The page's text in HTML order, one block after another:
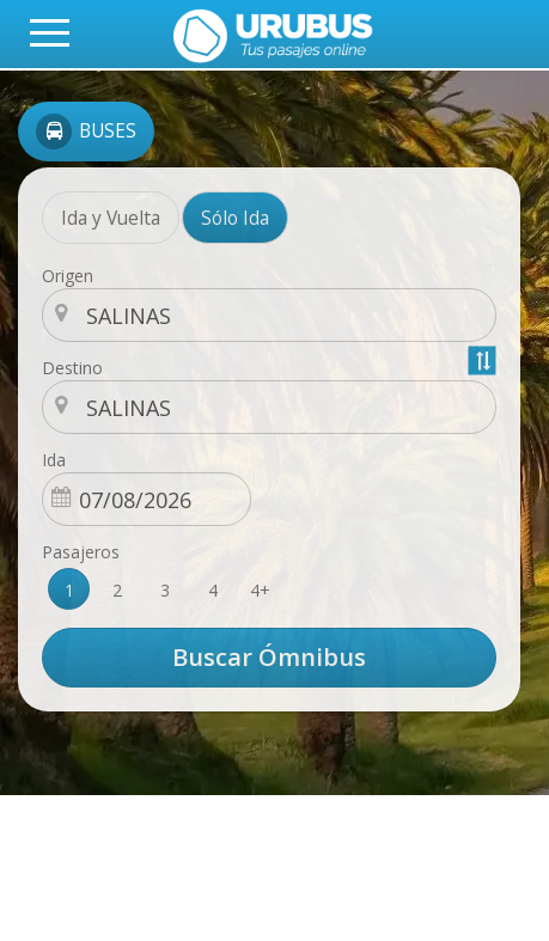
BUSES
Ida y Vuelta Sólo Ida
Origen
Destino
Ida
Pasajeros
1
2 3 4 4+